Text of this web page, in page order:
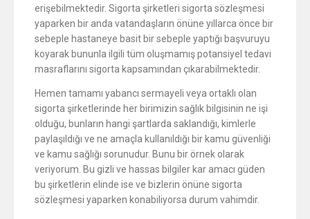
erişebilmektedir. Sigorta şirketleri sigorta sözleşmesi
yaparken bir anda vatandaşların önüne yıllarca önce bir
sebeple hastaneye basit bir sebeple yaptığı başvuruyu
koyarak bununla ilgili tüm oluşmamış potansiyel tedavi
masraflarını sigorta kapsamından çıkarabilmektedir.
Hemen tamamı yabancı sermayeli veya ortaklı olan
sigorta şirketlerinde her birimizin sağlık bilgisinin ne işi
olduğu, bunların hangi şartlarda saklandığı, kimlerle
paylaşıldığı ve ne amaçla kullanıldığı bir kamu güvenliği
ve kamu sağlığı sorunudur. Bunu bir örnek olarak
veriyorum. Bu gizli ve hassas bilgiler kar amacı güden
bu şirketlerin elinde ise ve bizlerin önüne sigorta
sözleşmesi yaparken konabiliyorsa durum vahimdir.